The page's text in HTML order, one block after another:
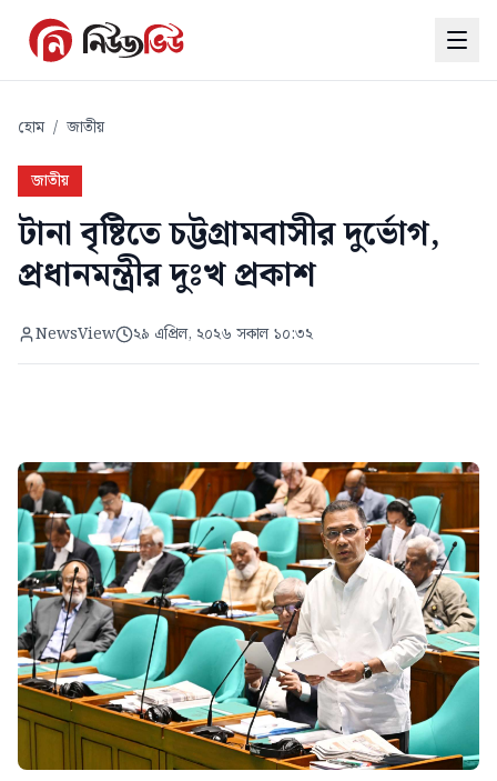
হোম / জাতীয়
জাতীয়
টানা বৃষ্টিতে চট্টগ্রামবাসীর দুর্ভোগ,
প্রধানমন্ত্রীর দুঃখ প্রকাশ
NewsView ২৯ এপ্রিল, ২০২৬ সকাল ১০:৩২